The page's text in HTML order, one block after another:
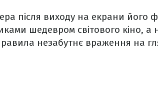
після виходу на екрани його
шедевром світового кіно, а
незабутнє враження на